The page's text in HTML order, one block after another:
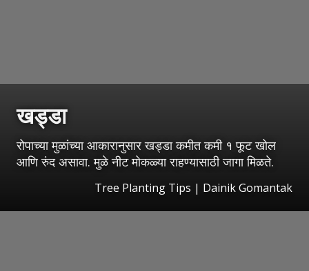
खड्डा
रोपाच्या मुळांच्या आकारानुसार खड्डा कमीत कमी १ फूट खोल
आणि रुंद असावा. मुळे नीट मोकळ्या राहण्यासाठी जागा मिळते.
Tree Planting Tips | Dainik Gomantak